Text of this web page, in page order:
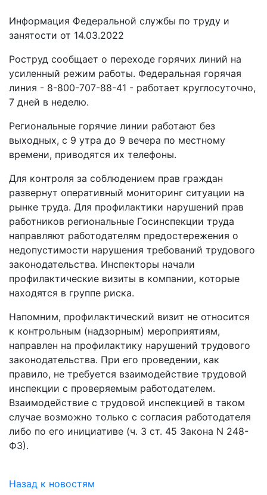
Информация Федеральной службы по труду и
занятости от 14.03.2022
Роструд сообщает о переходе горячих линий на
усиленный режим работы. Федеральная горячая
линия - 8-800-707-88-41 - работает круглосуточно,
7 дней в неделю.
Региональные горячие линии работают без
выходных, с 9 утра до 9 вечера по местному
времени, приводятся их телефоны.
Для контроля за соблюдением прав граждан
развернут оперативный мониторинг ситуации на
рынке труда. Для профилактики нарушений прав
работников региональные Госинспекции труда
направляют работодателям предостережения о
недопустимости нарушения требований трудового
законодательства. Инспекторы начали
профилактические визиты в компании, которые
находятся в группе риска.
Напомним, профилактический визит не относится
к контрольным (надзорным) мероприятиям,
направлен на профилактику нарушений трудового
законодательства. При его проведении, как
правило, не требуется взаимодействие трудовой
инспекции с проверяемым работодателем.
Взаимодействие с трудовой инспекцией в таком
случае возможно только с согласия работодателя
либо по его инициативе (ч. 3 ст. 45 Закона N 248-
ФЗ).
Назад к новостям